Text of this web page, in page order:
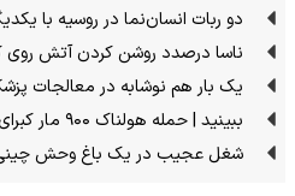
دو ربات انسان‌نما در روسیه با
ناسا درصدد روشن کردن آتش روی
یک بار هم نوشابه در معالجات
ببینید | حمله هولناک ۹۰۰ مار کبرای قاتل به ساکنان مردم چین
شغل عجیب در یک باغ وحش